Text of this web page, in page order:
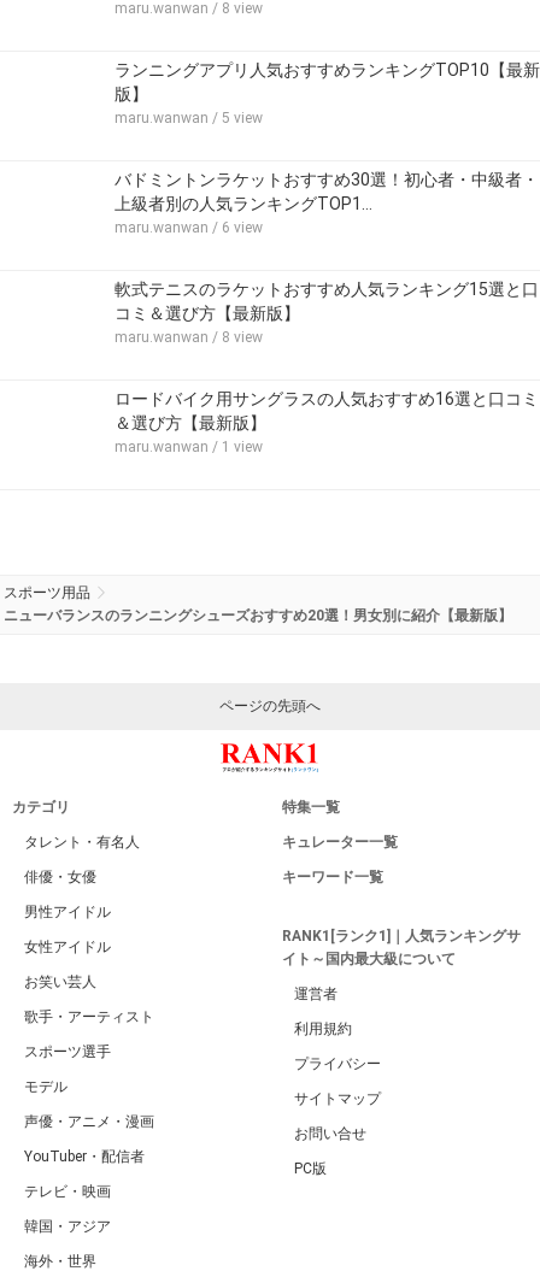
maru.wanwan / 8 view
ランニングアプリ人気おすすめランキングTOP10【最新
版】
maru.wanwan / 5 view
バドミントンラケットおすすめ30選！初心者・中級者・
上級者別の人気ランキングTOP1…
maru.wanwan / 6 view
軟式テニスのラケットおすすめ人気ランキング15選と口
コミ＆選び方【最新版】
maru.wanwan / 8 view
ロードバイク用サングラスの人気おすすめ16選と口コミ
＆選び方【最新版】
maru.wanwan / 1 view
スポーツ用品
ニューバランスのランニングシューズおすすめ20選！男女別に紹介【最新版】
ページの先頭へ
カテゴリ
タレント・有名人
俳優・女優
男性アイドル
女性アイドル
お笑い芸人
歌手・アーティスト
スポーツ選手
モデル
声優・アニメ・漫画
YouTuber・配信者
テレビ・映画
韓国・アジア
海外・世界
特集一覧
キュレーター一覧
キーワード一覧
RANK1[ランク1]｜人気ランキングサ
イト～国内最大級について
運営者
利用規約
プライバシー
サイトマップ
お問い合せ
PC版